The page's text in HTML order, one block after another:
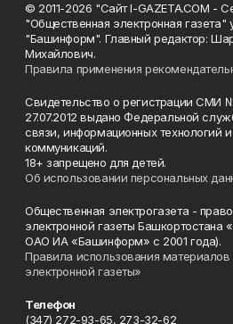
© 2011-2026 "Сайт I-GAZETA.COM -
"Общественная электронная
"Башинформ". Главный редактор:
Михайлович.
Правила применения
Свидетельство о регистрации СМИ
27.07.2012 выдано Федеральной
связи, информационных технологий
коммуникаций.
18+ запрещено для детей.
Об использовании персональных
Общественная электрогазета -
электронной газеты Башкортостана
ОАО ИА «Башинформ» с 2001 года).
Правила использования
электронной газеты»
Телефон
(347) 272-93-65, 273-32-62